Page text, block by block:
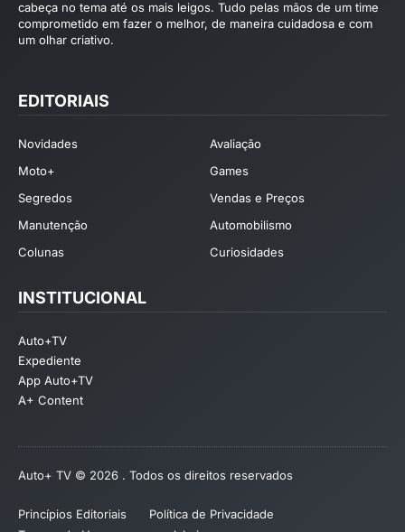
cabeça no tema até os mais leigos. Tudo pelas mãos de um time
comprometido em fazer o melhor, de maneira cuidadosa e com
um olhar criativo.
EDITORIAIS
Novidades
Avaliação
Moto+
Games
Segredos
Vendas e Preços
Manutenção
Automobilismo
Colunas
Curiosidades
INSTITUCIONAL
Auto+TV
Expediente
App Auto+TV
A+ Content
Auto+ TV © 2026 . Todos os direitos reservados
Princípios Editoriais
Política de Privacidade